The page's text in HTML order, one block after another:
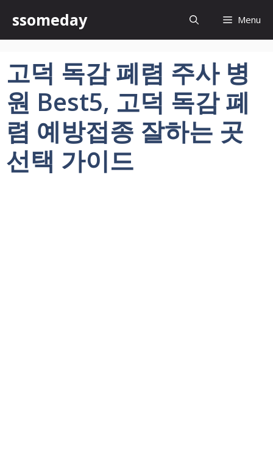
츠
너
뛰
ssomeday Menu
고덕 독감 폐렴 주사 병
원 Best5, 고덕 독감 폐
렴 예방접종 잘하는 곳
선택 가이드